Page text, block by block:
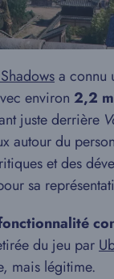
a connu
environ 2,2
juste derrière
autour du
et des
sa
du jeu par
mais légitime.